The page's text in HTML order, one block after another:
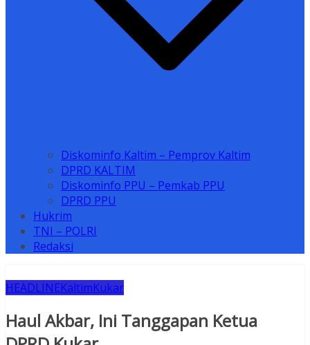
Diskominfo Kaltim – Pemprov Kaltim
DPRD KALTIM
Diskominfo PPU – Pemkab PPU
DPRD PPU
Hukrim
TNI – POLRI
Redaksi
HEADLINEKaltimKukar
Haul Akbar, Ini Tanggapan Ketua